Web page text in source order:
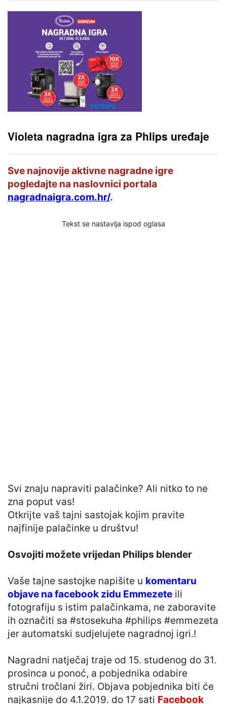
Violeta nagradna igra za Phlips uređaje
Sve najnovije aktivne nagradne igre
pogledajte na naslovnici portala
nagradnaigra.com.hr/.
Tekst se nastavlja ispod oglasa
Svi znaju napraviti palačinke? Ali nitko to ne
zna poput vas!
Otkrijte vaš tajni sastojak kojim pravite
najfinije palačinke u društvu!
Osvojiti možete vrijedan Philips blender
Vaše tajne sastojke napišite u komentaru
objave na facebook zidu Emmezete ili
fotografiju s istim palačinkama, ne zaboravite
ih označiti sa #stosekuha #philips #emmezeta
jer automatski sudjelujete nagradnoj igri.!
Nagradni natječaj traje od 15. studenog do 31.
prosinca u ponoć, a pobjednika odabire
stručni tročlani žiri. Objava pobjednika biti će
najkasnije do 4.1.2019. do 17 sati Facebook